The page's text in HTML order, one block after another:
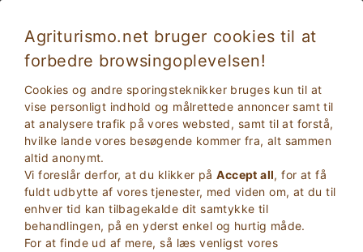
Agriturismo.net bruger cookies til at
forbedre browsingoplevelsen!
Cookies og andre sporingsteknikker bruges kun til at
vise personligt indhold og målrettede annoncer samt til
at analysere trafik på vores websted, samt til at forstå,
hvilke lande vores besøgende kommer fra, alt sammen
altid anonymt.
Vi foreslår derfor, at du klikker påAccept all, for at få
fuldt udbytte af vores tjenester, med viden om, at du til
enhver tid kan tilbagekalde dit samtykke til
behandlingen, på en yderst enkel og hurtig måde.
For at finde ud af mere, så læs venligst vores
Monteleone di Orvieto 500
Stuehus
Terni, Monteleone di orvieto(Se kort) 18Sengepladser
SPøRG EJEREN BOOK
9.2
Flere oplysninger